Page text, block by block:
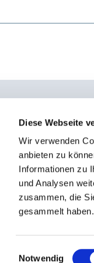
Diese Webseite
Wir verwenden
anbieten zu
Informationen zu
und Analysen
zusammen, die
gesammelt haben.
Notwendig
6